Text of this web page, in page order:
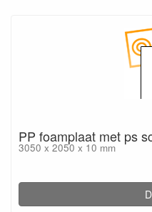
PP foamplaat met ps
3050 x 2050 x 10 mm